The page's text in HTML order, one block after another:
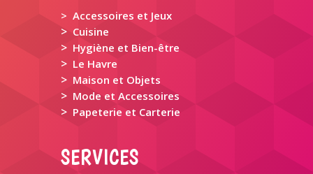
> Accessoires et Jeux
> Cuisine
> Hygiène et Bien-être
> Le Havre
> Maison et Objets
> Mode et Accessoires
> Papeterie et Carterie
SERVICES